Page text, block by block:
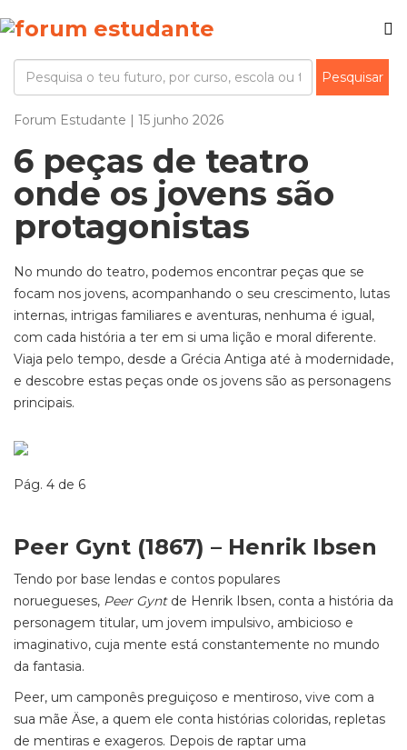
Forum Estudante | 15 junho 2026
6 peças de teatro
onde os jovens são
protagonistas
No mundo do teatro, podemos encontrar peças que se
focam nos jovens, acompanhando o seu crescimento, lutas
internas, intrigas familiares e aventuras, nenhuma é igual,
com cada história a ter em si uma lição e moral diferente.
Viaja pelo tempo, desde a Grécia Antiga até à modernidade,
e descobre estas peças onde os jovens são as personagens
principais.
Pág. 4 de 6
Peer Gynt (1867) – Henrik Ibsen
Tendo por base lendas e contos populares
noruegueses, Peer Gyntde Henrik Ibsen, conta a história da
personagem titular, um jovem impulsivo, ambicioso e
imaginativo, cuja mente está constantemente no mundo
da fantasia.
Peer, um camponês preguiçoso e mentiroso, vive com a
sua mãe Äse, a quem ele conta histórias coloridas, repletas
de mentiras e exageros. Depois de raptar uma